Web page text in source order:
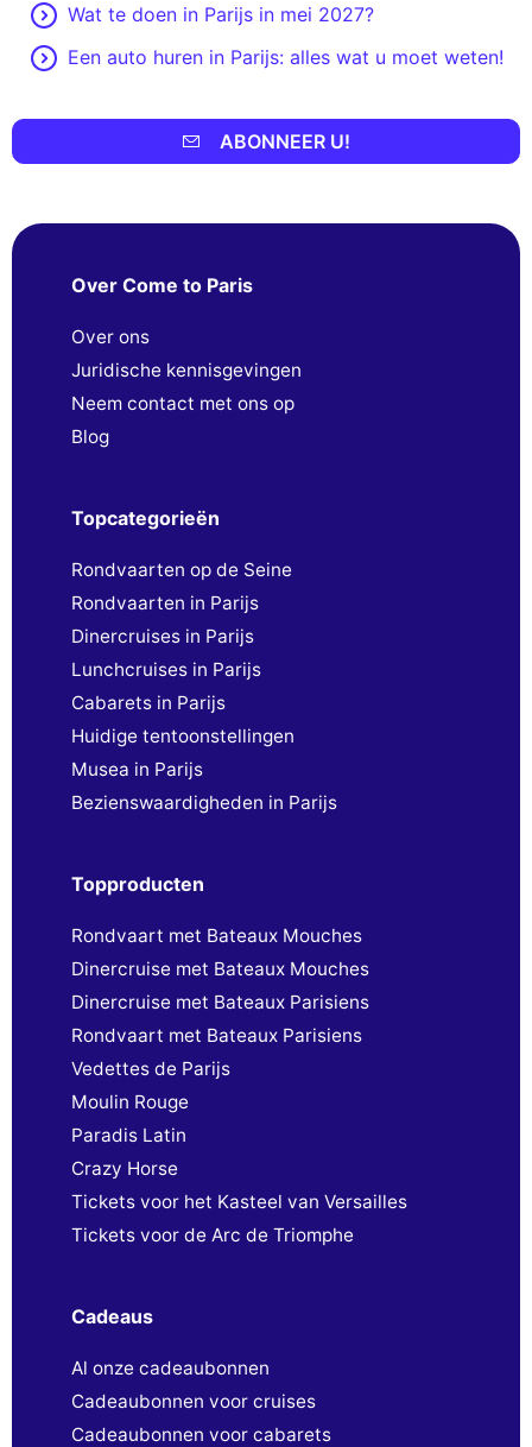
Wat te doen in Parijs in mei 2027?
Een auto huren in Parijs: alles wat u moet weten!
ABONNEER U!
Over Come to Paris
Over ons
Juridische kennisgevingen
Neem contact met ons op
Blog
Topcategorieën
Rondvaarten op de Seine
Rondvaarten in Parijs
Dinercruises in Parijs
Lunchcruises in Parijs
Cabarets in Parijs
Huidige tentoonstellingen
Musea in Parijs
Bezienswaardigheden in Parijs
Topproducten
Rondvaart met Bateaux Mouches
Dinercruise met Bateaux Mouches
Dinercruise met Bateaux Parisiens
Rondvaart met Bateaux Parisiens
Vedettes de Parijs
Moulin Rouge
Paradis Latin
Crazy Horse
Tickets voor het Kasteel van Versailles
Tickets voor de Arc de Triomphe
Cadeaus
Al onze cadeaubonnen
Cadeaubonnen voor cruises
Cadeaubonnen voor cabarets